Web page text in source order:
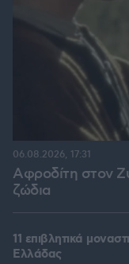
Αφροδίτη στον
ζώδια
06.08.2026, 17:31
11 επιβλητικά
Ελλάδας